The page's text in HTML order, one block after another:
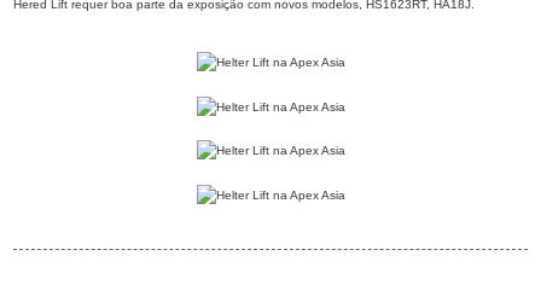
Hered Lift requer boa parte da exposição com novos modelos, HS1623RT, HA18J.